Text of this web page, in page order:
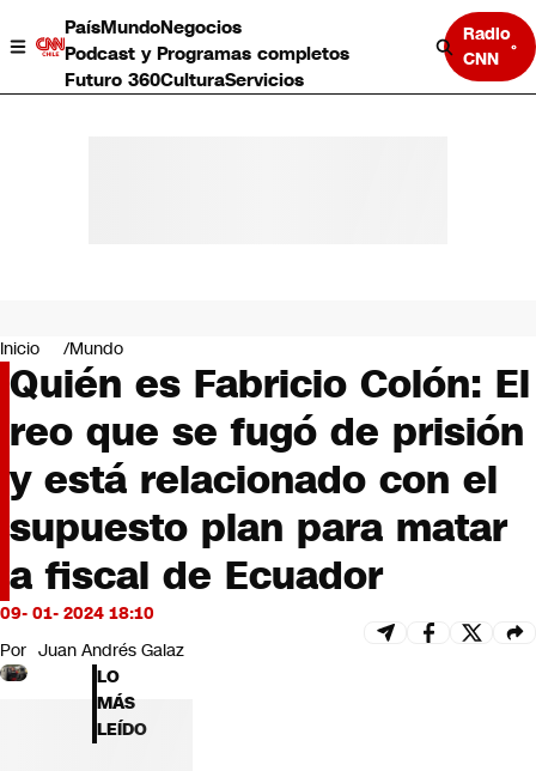
PaísMundoNegocios
Podcast y Programas completos
Futuro 360CulturaServicios
Radio
CNN
Negocios
Deportes
Programas completos
Cultura
Servicios
Bits
CNN Data
CNN tiempo
Futuro 360
Opinión
Inicio Mundo
Quién es Fabricio Colón: El
reo que se fugó de prisión
y está relacionado con el
supuesto plan para matar
a fiscal de Ecuador
09- 01- 2024 18:10
Por Juan Andrés Galaz
LO
MÁS
LEÍDO